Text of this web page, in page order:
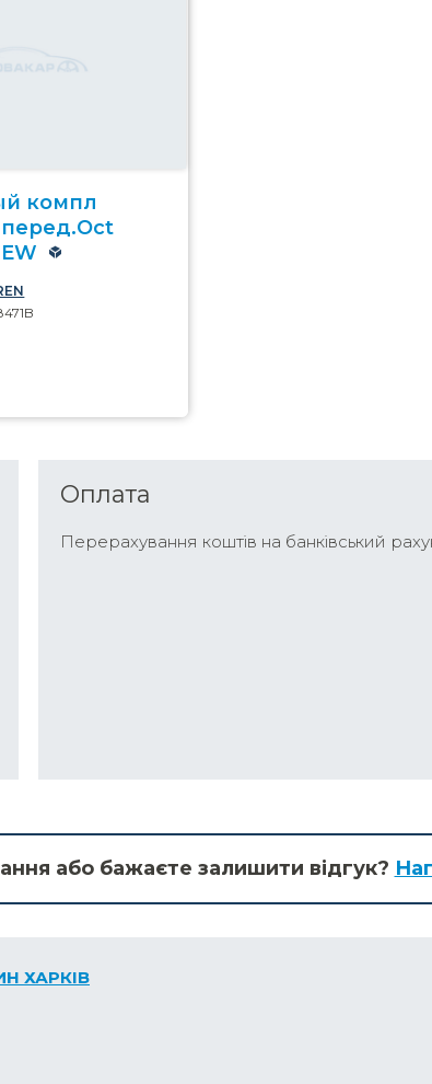
компл
Оплата
Перерахування коштів на банківський
або бажаєте залишити відгук?
ХАРКІВ